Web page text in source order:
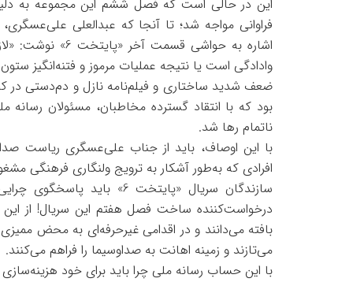
این در حالی است که فصل ششم این مجموعه به دلیل
فراوانی مواجه شد؛ تا آنجا که عبدالعلی
اشاره به حواشی
وادادگی است یا نتیجه عملیات مرموز و فتنه‌انگیز
ضعف شدید ساختاری و فیلم‌نامه نازل و دم‌دستی در
بود که با انتقاد گسترده مخاطبان، مسئولان
ناتمام رها شد.
با این اوصاف، باید از جناب علی‌عسگری ریاست
افرادی که به‌طور آشکار به ‌ترویج ولنگاری فرهنگی
سازندگان سریال «پایتخت 6»
درخواست‌کننده ساخت فصل هفتم این سریال! از این
بافته می‌دانند و در اقدامی غیرحرفه‌ای به محض
می‌تازند و زمینه اهانت به صداوسیما را فراهم می‌کنند.
با این حساب رسانه ملی چرا باید برای خود